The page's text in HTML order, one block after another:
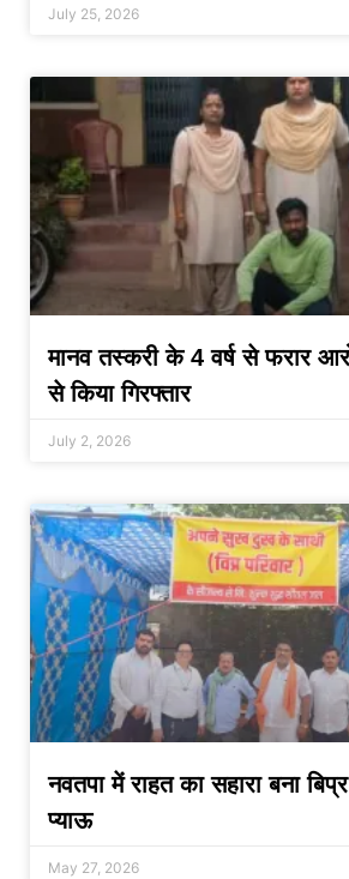
July 25, 2026
मानव तस्करी के 4 वर्ष से फरार
से किया गिरफ्तार
July 2, 2026
नवतपा में राहत का सहारा बना
प्याऊ
May 27, 2026